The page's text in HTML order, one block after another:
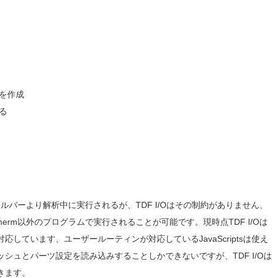
作成
バーより解析中に実行されるが、TDF I/Oはその制約がありません、
以外のプログラムで実行されることが可能です。現時点TDF I/Oは
しています、ユーザールーティンが対応しているJavaScriptsは使え
シュとパーツ設定を読み込みすることしかできないですが、TDF I/Oは
す。